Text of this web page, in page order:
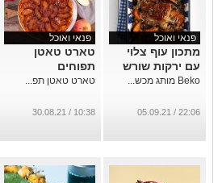
פנאי ואוכל
מתכון עוף צלוי
עם ירקות שורש
Beko מותג מכש...
22:06 / 05.09.21
פנאי ואוכל
טארט טאטן
תפוחים
טארט טאטן תפ...
10:38 / 30.08.21